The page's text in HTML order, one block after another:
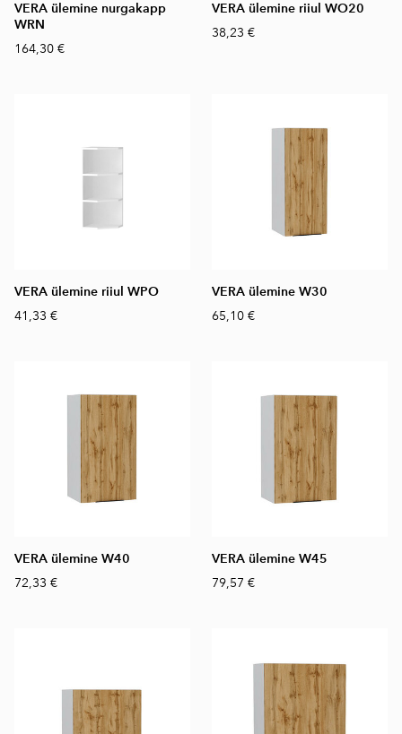
VERA ülemine nurgakapp
WRN
164,30 €
VERA ülemine riiul WO20
38,23 €
VERA ülemine riiul WPO
41,33 €
VERA ülemine W30
65,10 €
VERA ülemine W40
72,33 €
VERA ülemine W45
79,57 €